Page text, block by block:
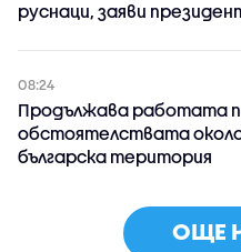
руснаци, заяви
08:24
Продължава работата
обстоятелствата
българска територия
ОЩЕ